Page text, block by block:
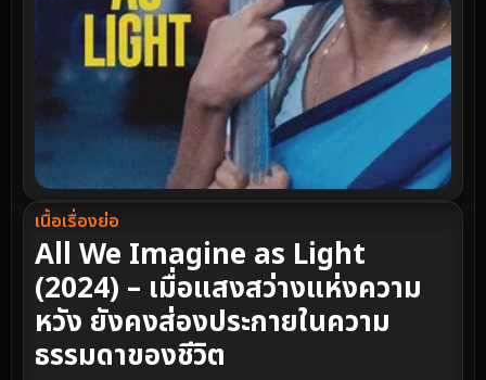
เนื้อเรื่องย่อ
All We Imagine as Light
(2024) – เมื่อแสงสว่างแห่งความ
หวัง ยังคงส่องประกายในความ
ธรรมดาของชีวิต